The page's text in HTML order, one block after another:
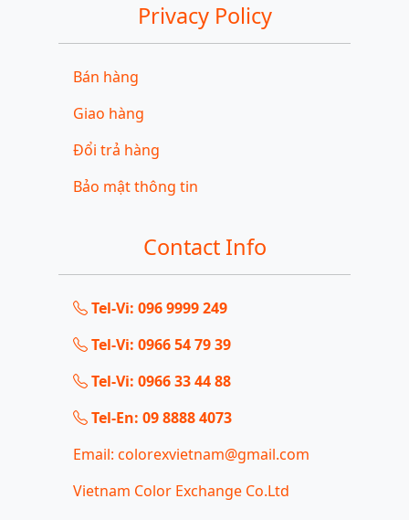
Privacy Policy
Bán hàng
Giao hàng
Đổi trả hàng
Bảo mật thông tin
Contact Info
Tel-Vi: 096 9999 249
Tel-Vi: 0966 54 79 39
Tel-Vi: 0966 33 44 88
Tel-En: 09 8888 4073
Email: colorexvietnam@gmail.com
Vietnam Color Exchange Co.Ltd